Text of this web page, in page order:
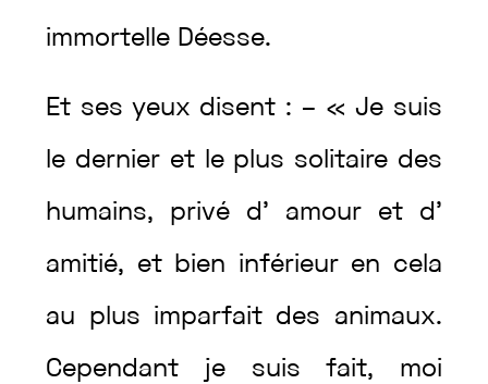
immortelle Déesse.
Et ses yeux disent : – «Je suis
le dernier et le plus solitaire des
humains, privé d’ amour et d’
amitié, et bien inférieur en cela
au plus imparfait des animaux.
Cependant je suisfait, moi